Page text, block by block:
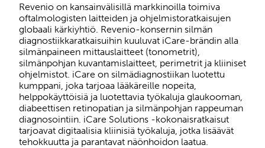
Revenio on kansainvälisillä markkinoilla toimiva
oftalmologisten laitteiden ja ohjelmistoratkaisujen
globaali kärkiyhtiö. Revenio-konsernin silmän
diagnostiikkaratkaisuihin kuuluvat iCare-brändin alla
silmänpaineen mittauslaitteet (tonometrit),
silmänpohjan kuvantamislaitteet, perimetrit ja kliiniset
ohjelmistot. iCare on silmädiagnostiikan luotettu
kumppani, joka tarjoaa lääkäreille nopeita,
helppokäyttöisiä ja luotettavia työkaluja glaukooman,
diabeettisen retinopatian ja silmänpohjan rappeuman
diagnosointiin. iCare Solutions -kokonaisratkaisut
tarjoavat digitaalisia kliinisiä työkaluja, jotka lisäävät
tehokkuutta ja parantavat näönhoidon laatua.